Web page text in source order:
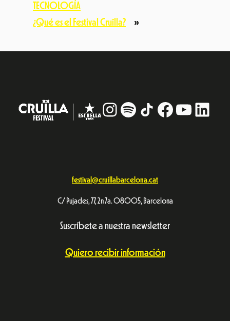
TECNOLOGÍA
¿Qué es el Festival Cruïlla?
»
Instagram
# TikTokFacebook
festival@cruillabarcelona.cat
C/ Pujades, 77, 2n 7a. 08005, Barcelona
Suscríbete a nuestra newsletter
Quiero recibir información